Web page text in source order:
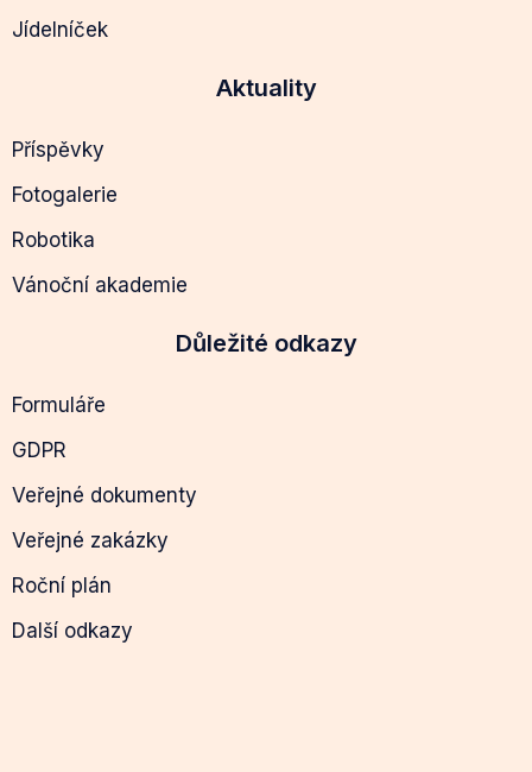
Jídelníček
Aktuality
Příspěvky
Fotogalerie
Robotika
Vánoční akademie
Důležité odkazy
Formuláře
GDPR
Veřejné dokumenty
Veřejné zakázky
Roční plán
Další odkazy